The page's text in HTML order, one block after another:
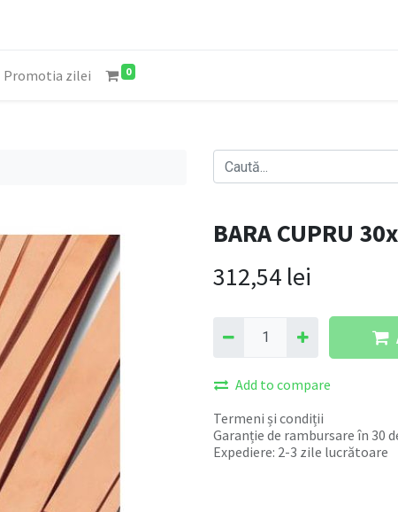
Promotia zilei 0
BARA CUPRU
312,54 lei
Add to compare
Termeni și condiții
Garanție de rambursare în 30
Expediere: 2-3 zile lucrătoare